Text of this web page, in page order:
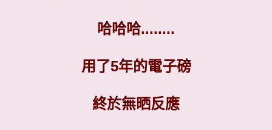
哈哈哈........
用了5年的電子磅
終於無晒反應